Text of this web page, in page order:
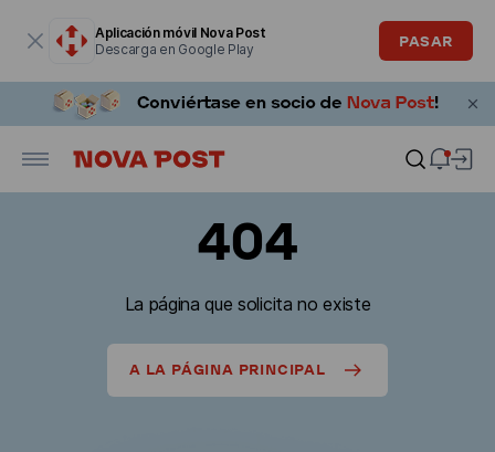
Aplicación móvil Nova Post
Descarga en Google Play
PASAR
404
La página que solicita no existe
A LA PÁGINA PRINCIPAL